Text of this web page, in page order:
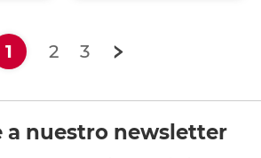
1 (current)
2 3
a nuestro newsletter